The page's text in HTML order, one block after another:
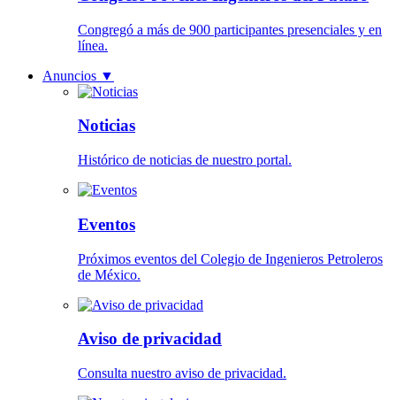
Congregó a más de 900 participantes presenciales y en
línea.
Anuncios ▼
Noticias
Histórico de noticias de nuestro portal.
Eventos
Próximos eventos del Colegio de Ingenieros Petroleros
de México.
Aviso de privacidad
Consulta nuestro aviso de privacidad.